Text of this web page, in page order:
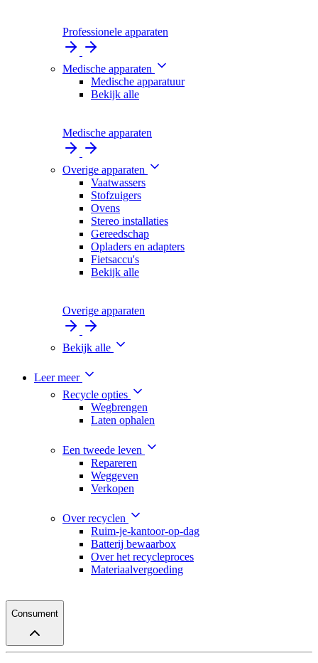
Professionele apparaten
Medische apparaten
Medische apparatuur
Bekijk alle
Medische apparaten
Overige apparaten
Vaatwassers
Stofzuigers
Ovens
Stereo installaties
Gereedschap
Opladers en adapters
Fietsaccu's
Bekijk alle
Overige apparaten
Bekijk alle
Leer meer
Recycle opties
Wegbrengen
Laten ophalen
Een tweede leven
Repareren
Weggeven
Verkopen
Over recyclen
Ruim-je-kantoor-op-dag
Batterij bewaarbox
Over het recycleproces
Materiaalvergoeding
Consument